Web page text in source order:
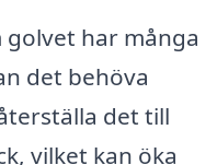
golvet har många
det behöva
det till
vilket kan öka